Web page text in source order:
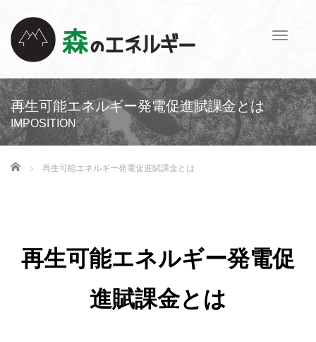
T
g
l
e
n
a
o
n
再生可能エネルギー発電促進賦課金とは
IMPOSITION
ホーム 再生可能エネルギー発電促進賦課金とは
再生可能エネルギー発電促
進賦課金とは